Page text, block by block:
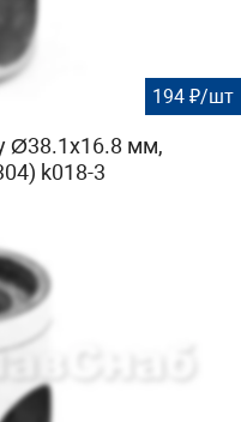
194 ₽/шт
Ø38.1х16.8 мм,
k018-3